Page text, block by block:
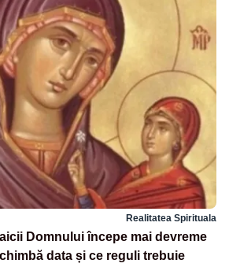
Realitatea Spirituala
Domnului începe mai devreme
data și ce reguli trebuie